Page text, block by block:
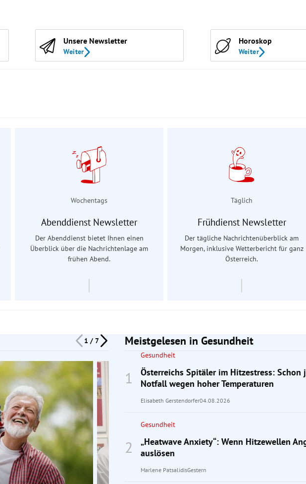
Unsere Newsletter
Weiter
Horoskop
Weiter
Wochentags
Abenddienst Newsletter
Der Abenddienst bietet Ihnen einen
Überblick über die Nachrichtenlage am
frühen Abend.
Täglich
Frühdienst Newsletter
Der tägliche Nachrichtenüberblick am
Morgen, inklusive Wetterbericht für ganz
Österreich.
1 / 7 Meistgelesen in Gesundheit
Gesundheit
Österreichs Spitäler im Hitzestress: Schon
Notfall wegen hoher Temperaturen
Elisabeth Gerstendorfer04.08.2026
Gesundheit
„Heatwave Anxiety“: Wenn Hitzewellen
auslösen
Marlene PatsalidisGestern